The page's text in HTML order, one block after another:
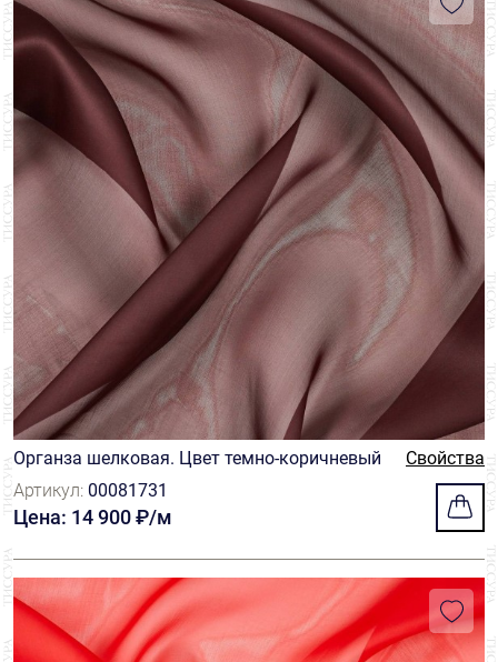
Органза шелковая. Цвет темно-коричневый
Свойства
Артикул: 00081731
Цена: 14 900 ₽/м